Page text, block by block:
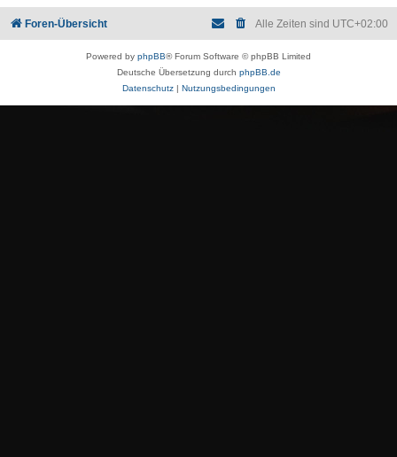
Foren-Übersicht Alle Zeiten sind UTC+02:00
Powered by phpBB® Forum Software © phpBB Limited
Deutsche Übersetzung durch phpBB.de
Datenschutz| Nutzungsbedingungen